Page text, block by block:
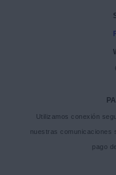
Utilizamos conexión
nuestras comunicaciones
pago